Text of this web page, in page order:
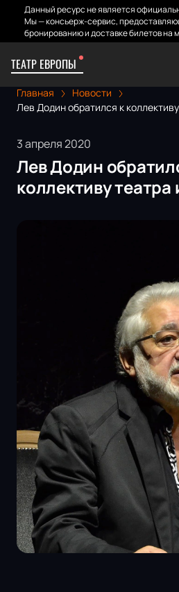
Данный ресурс не является
Мы — консьерж-сервис,
бронированию и доставке билетов на
ТЕАТР ЕВРОПЫ
Главная
Новости
Лев Додин обратился к
3 апреля 2020
Лев Додин
коллективу театра